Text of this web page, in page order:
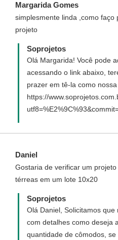
Margarida Gomes
simplesmente linda ,como faço
projeto
Soprojetos
Olá Margarida! Você pode
acessando o link abaixo,
prazer em tê-la como nossa
https://
Daniel
Gostaria de verificar um
térreas em um lote 10x20
Soprojetos
Olá Daniel, Solicitamos que
com detalhes como deseja
quantidade de cômodos, se